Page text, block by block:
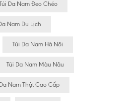
Da Nam Đeo Chéo
Nam Du Lịch
Túi Da Nam Hà Nội
Túi Da Nam Màu Nâu
Nam Thật Cao Cấp